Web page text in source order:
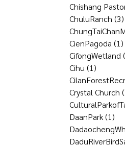
Chishang
ChuluRanch (3)
CienPagoda (1)
CifongWetland
Cihu (1)
Crystal Church
DaanPark(1)